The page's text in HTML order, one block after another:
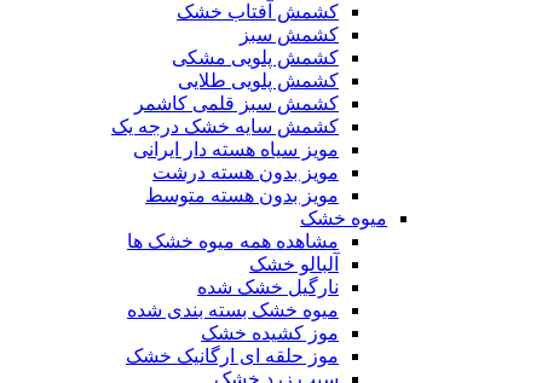
کشمش آفتاب خشک
کشمش سبز
کشمش پلویی مشکی
کشمش پلویی طلایی
کشمش سبز قلمی کاشمر
کشمش سایه خشک درجه یک
مویز سیاه هسته دار ایرانی
مویز بدون هسته درشت
مویز بدون هسته متوسط
میوه خشک
مشاهده همه میوه خشک ها
آلبالو خشک
نارگیل خشک شده
میوه خشک بسته بندی شده
موز کشیده خشک
موز حلقه ای ارگانیک خشک
سیب زرد خشک